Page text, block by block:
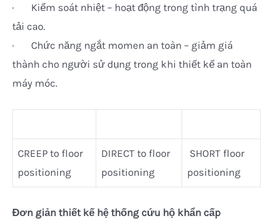
· Kiểm soát nhiệt – hoạt động trong tình trạng quá
tải cao.
· Chức năng ngắt momen an toàn – giảm giá
thành cho người sử dụng trong khi thiết kế an toàn
máy móc.
CREEP to floor
positioning
DIRECT to floor
positioning
SHORT floor
positioning
Đơn giản thiết kế hệ thống cứu hộ khẩn cấp